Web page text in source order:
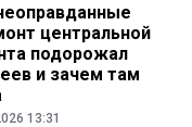
центральной
подорожал
и зачем там
13:31